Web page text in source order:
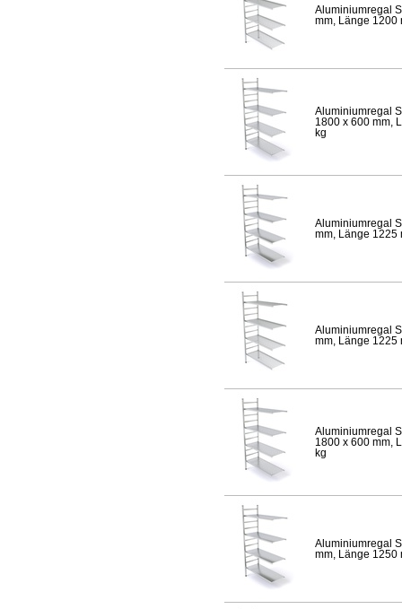
Aluminiumregal
mm, Länge 1200
Aluminiumregal
1800 x 600 mm,
kg
Aluminiumregal
mm, Länge 1225
Aluminiumregal
mm, Länge 1225
Aluminiumregal
1800 x 600 mm,
kg
Aluminiumregal
mm, Länge 1250